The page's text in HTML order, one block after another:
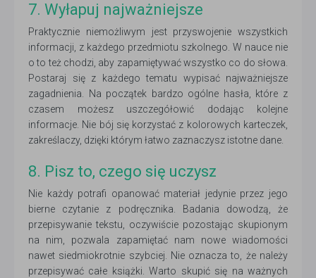
7. Wyłapuj najważniejsze
Praktycznie niemożliwym jest przyswojenie wszystkich
informacji, z każdego przedmiotu szkolnego. W nauce nie
o to też chodzi, aby zapamiętywać wszystko co do słowa.
Postaraj się z każdego tematu wypisać najważniejsze
zagadnienia. Na początek bardzo ogólne hasła, które z
czasem możesz uszczegółowić dodając kolejne
informacje. Nie bój się korzystać z kolorowych karteczek,
zakreślaczy, dzięki którym łatwo zaznaczysz istotne dane.
8. Pisz to, czego się uczysz
Nie każdy potrafi opanować materiał jedynie przez jego
bierne czytanie z podręcznika. Badania dowodzą, że
przepisywanie tekstu, oczywiście pozostając skupionym
na nim, pozwala zapamiętać nam nowe wiadomości
nawet siedmiokrotnie szybciej. Nie oznacza to, że należy
przepisywać całe książki. Warto skupić się na ważnych